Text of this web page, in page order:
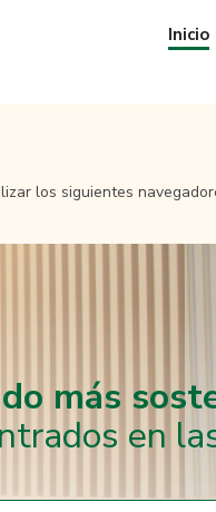
Inicio
los siguientes
más
en